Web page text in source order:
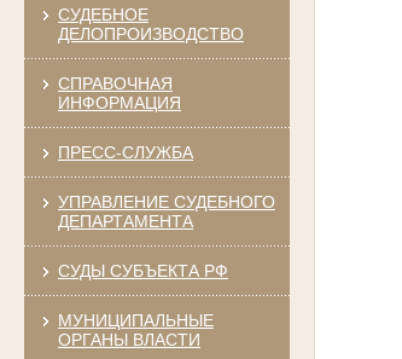
СУДЕБНОЕ
ДЕЛОПРОИЗВОДСТВО
СПРАВОЧНАЯ
ИНФОРМАЦИЯ
ПРЕСС-СЛУЖБА
УПРАВЛЕНИЕ СУДЕБНОГО
ДЕПАРТАМЕНТА
СУДЫ СУБЪЕКТА РФ
МУНИЦИПАЛЬНЫЕ
ОРГАНЫ ВЛАСТИ